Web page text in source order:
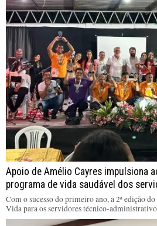
Apoio de Amélio Cayres impulsiona
programa de vida saudável dos
Com o sucesso do primeiro ano, a 2ª edição
Vida para os servidores técnico-